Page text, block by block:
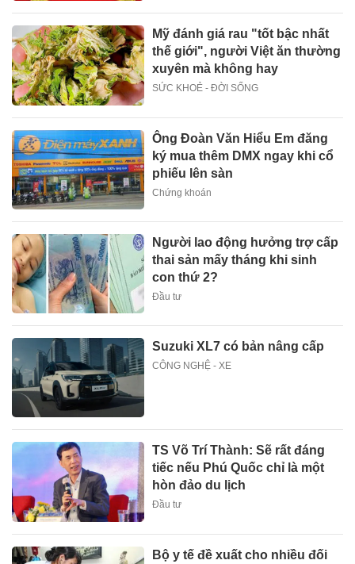
Mỹ đánh giá rau "tốt bậc nhất
thế giới", người Việt ăn thường
xuyên mà không hay
SỨC KHOẺ - ĐỜI SỐNG
Ông Đoàn Văn Hiểu Em đăng
ký mua thêm DMX ngay khi cổ
phiếu lên sàn
Chứng khoán
Người lao động hưởng trợ cấp
thai sản mấy tháng khi sinh
con thứ 2?
Đầu tư
Suzuki XL7 có bản nâng cấp
CÔNG NGHỆ - XE
TS Võ Trí Thành: Sẽ rất đáng
tiếc nếu Phú Quốc chỉ là một
hòn đảo du lịch
Đầu tư
Bộ y tế đề xuất cho nhiều đối